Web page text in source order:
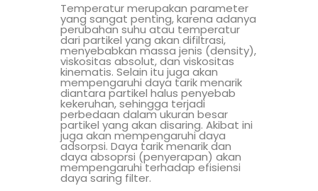
Temperatur merupakan parameter
yang sangat penting, karena adanya
perubahan suhu atau temperatur
dari partikel yang akan difiltrasi,
menyebabkan massa jenis (density),
viskositas absolut, dan viskositas
kinematis. Selain itu juga akan
mempengaruhi daya tarik menarik
diantara partikel halus penyebab
kekeruhan, sehingga terjadi
perbedaan dalam ukuran besar
partikel yang akan disaring. Akibat ini
juga akan mempengaruhi daya
adsorpsi. Daya tarik menarik dan
daya absoprsi (penyerapan) akan
mempengaruhi terhadap efisiensi
daya saring filter.